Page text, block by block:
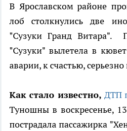
В Ярославском районе
лоб столкнулись две
"Сузуки Гранд Витара".
"Сузуки" вылетела в
аварии, к счастью,
Как стало известно, ДТП
Туношны в воскресенье,
пострадала пассажирка